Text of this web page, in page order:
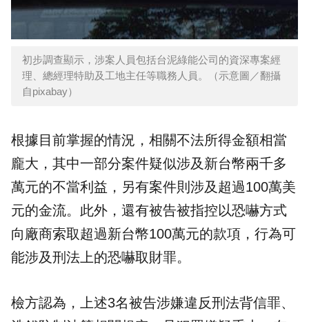
初步調查顯示，涉案人員包括台泥綠能公司的資深專案經
理、總經理特助及工地主任等職務人員。（示意圖／翻攝
自pixabay）
根據目前掌握的情況，相關不法所得金額相當
龐大，其中一部分案件疑似涉及新台幣兩千多
萬元的不當利益，另有案件則涉及超過100萬美
元的金流。此外，還有被告被指控以恐嚇方式
向廠商索取超過新台幣100萬元的款項，行為可
能涉及刑法上的恐嚇取財罪。
檢方認為，上述3名被告涉嫌違反刑法背信罪、